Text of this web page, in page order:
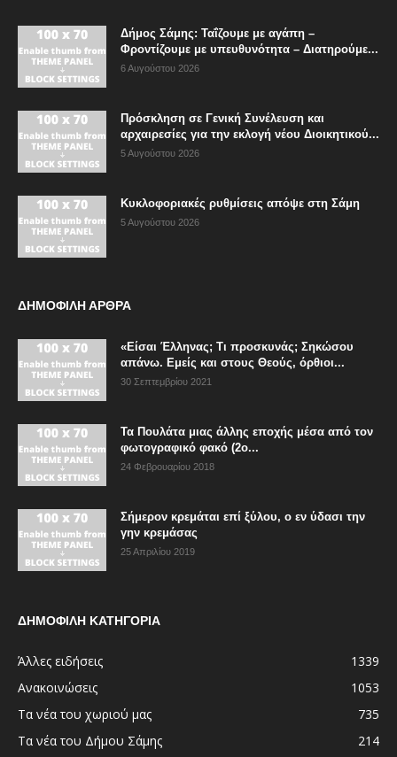
Δήμος Σάμης: Ταΐζουμε με αγάπη –
Φροντίζουμε με υπευθυνότητα – Διατηρούμε...
6 Αυγούστου 2026
Πρόσκληση σε Γενική Συνέλευση και
αρχαιρεσίες για την εκλογή νέου Διοικητικού...
5 Αυγούστου 2026
Κυκλοφοριακές ρυθμίσεις απόψε στη Σάμη
5 Αυγούστου 2026
ΔΗΜΟΦΙΛΗ ΑΡΘΡΑ
«Είσαι Έλληνας; Τι προσκυνάς; Σηκώσου
απάνω. Εμείς και στους Θεούς, όρθιοι...
30 Σεπτεμβρίου 2021
Τα Πουλάτα μιας άλλης εποχής μέσα από τον
φωτογραφικό φακό (2ο...
24 Φεβρουαρίου 2018
Σήμερον κρεμάται επί ξύλου, ο εν ύδασι την
γην κρεμάσας
25 Απριλίου 2019
ΔΗΜΟΦΙΛΗ ΚΑΤΗΓΟΡΙΑ
Άλλες ειδήσεις
1339
Ανακοινώσεις
1053
Τα νέα του χωριού μας
735
Τα νέα του Δήμου Σάμης
214